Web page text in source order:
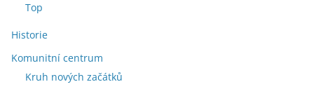
Top
Historie
Komunitní centrum
Kruh nových začátků